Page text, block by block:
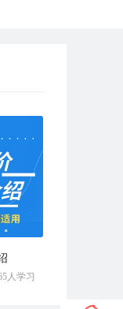
人学习